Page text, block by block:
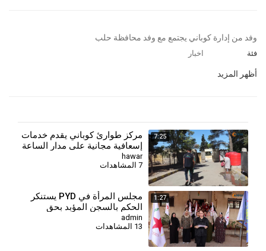
⁣وفد من إدارة كوباني يجتمع مع وفد محافظة حلب
فئة اخبار
أظهر المزيد
7:25
مركز طوارئ كوباني يقدم خدمات
إسعافية مجانية على مدار الساعة
لأهالي المدينة وريفها
hawar
7 المشاهدات
1:27
مجلس المرأة في PYD يستنكر
الحكم بالسجن المؤبد بحق
المقاتلة جيجك كوباني
admin
13 المشاهدات